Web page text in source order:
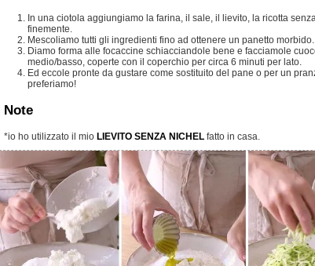
In una ciotola aggiungiamo la farina, il sale, il lievito, la ricotta senza lattosio e la zucchina grattugiata
finemente.
Mescoliamo tutti gli ingredienti fino ad ottenere un panetto morbido.
Diamo forma alle focaccine schiacciandole bene e facciamole cuocere in una padella antiaderente, a fuoco
medio/basso, coperte con il coperchio per circa 6 minuti per lato.
Ed eccole pronte da gustare come sostituito del pane o per un pranzo fuori leggero, possiamo farcirle come
preferiamo!
Note
*io ho utilizzato il mio LIEVITO SENZA NICHEL fatto in casa.